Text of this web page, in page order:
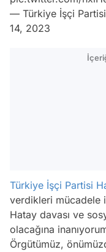
— Türkiye İşçi
14, 2023
Türkiye İşçi Partisi
verdikleri mücadele
Hatay davası ve
olacağına
Örgütümüz,